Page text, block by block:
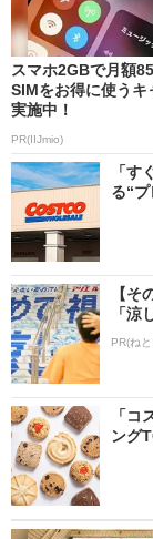
スマホ2GBで月額
SIMをお得に使うキ
実施中！
PR(IIJmio)
「
る“
【
「涼
PR(ね
「
ング